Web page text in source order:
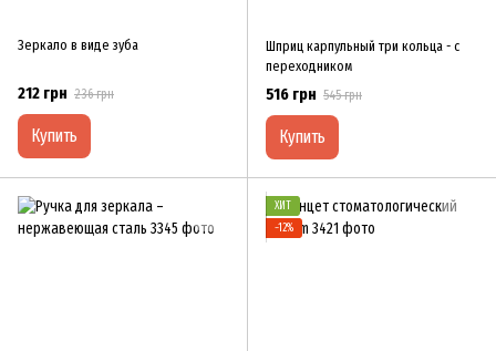
Зеркало в виде зуба
212 грн 236 грн
Купить
Шприц карпульный три кольца - с
переходником
516 грн 545 грн
Купить
ХИТ
−12%